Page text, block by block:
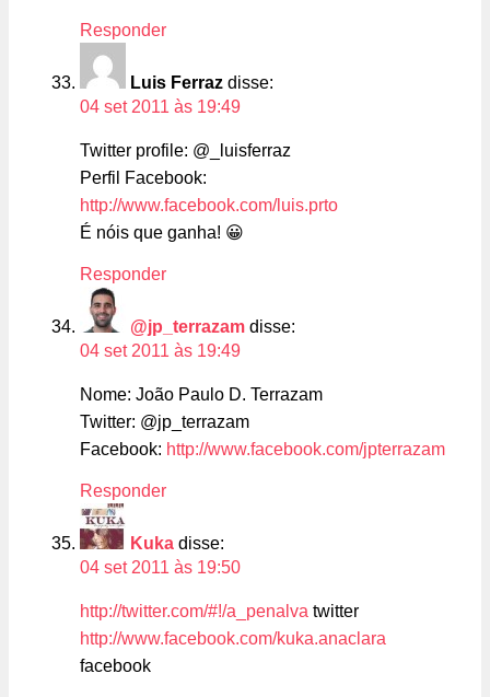
Responder
Luis Ferraz disse:
04 set 2011 às 19:49
Twitter profile: @_luisferraz
Perfil Facebook:
http://www.facebook.com/luis.prto
É nóis que ganha! 😀
Responder
@jp_terrazam disse:
04 set 2011 às 19:49
Nome: João Paulo D. Terrazam
Twitter: @jp_terrazam
Facebook: http://www.facebook.com/jpterrazam
Responder
Kuka disse:
04 set 2011 às 19:50
http://twitter.com/#!/a_penalva twitter
http://www.facebook.com/kuka.anaclara
facebook